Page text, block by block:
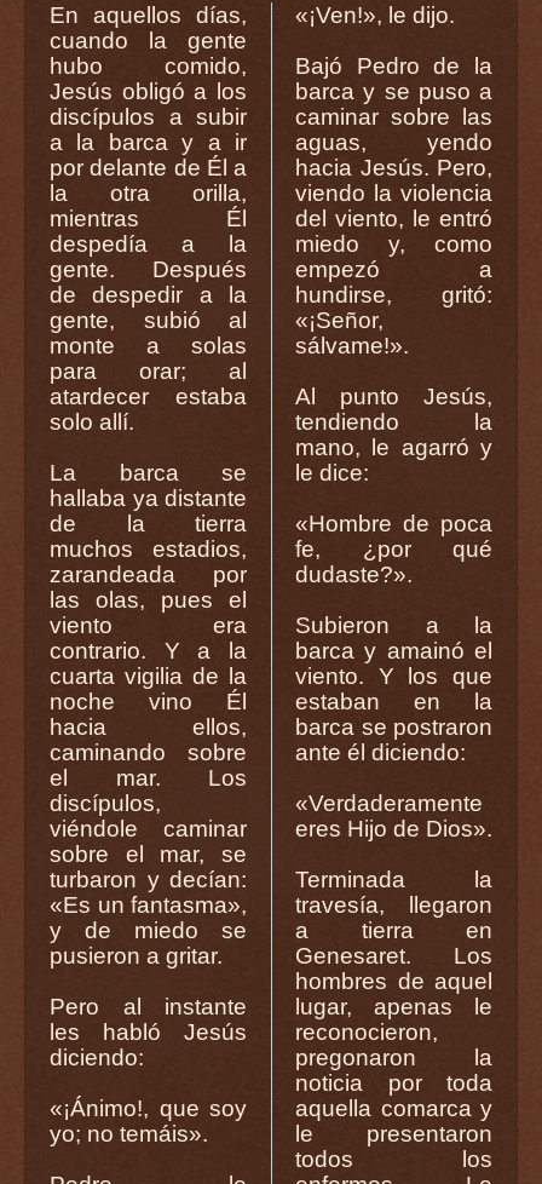
En aquellos días,
cuando la gente
hubo comido,
Jesús obligó a los
discípulos a subir
a la barca y a ir
por delante de Él a
la otra orilla,
mientras Él
despedía a la
gente. Después
de despedir a la
gente, subió al
monte a solas
para orar; al
atardecer estaba
solo allí.
La barca se
hallaba ya distante
de la tierra
muchos estadios,
zarandeada por
las olas, pues el
viento era
contrario. Y a la
cuarta vigilia de la
noche vino Él
hacia ellos,
caminando sobre
el mar. Los
discípulos,
viéndole caminar
sobre el mar, se
turbaron y decían:
«Es un fantasma»,
y de miedo se
pusieron a gritar.
Pero al instante
les habló Jesús
diciendo:
«¡Ánimo!, que soy
yo; no temáis».
«¡Ven!», le dijo.
Bajó Pedro de la
barca y se puso a
caminar sobre las
aguas, yendo
hacia Jesús. Pero,
viendo la violencia
del viento, le entró
miedo y, como
empezó a
hundirse, gritó:
«¡Señor,
sálvame!».
Al punto Jesús,
tendiendo la
mano, le agarró y
le dice:
«Hombre de poca
fe, ¿por qué
dudaste?».
Subieron a la
barca y amainó el
viento. Y los que
estaban en la
barca se postraron
ante él diciendo:
«Verdaderamente
eres Hijo de Dios».
Terminada la
travesía, llegaron
a tierra en
Genesaret. Los
hombres de aquel
lugar, apenas le
reconocieron,
pregonaron la
noticia por toda
aquella comarca y
le presentaron
todos los